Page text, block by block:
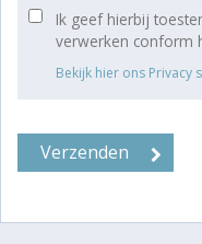
Ik geef hierbij
verwerken conform
Bekijk hier ons Privacy